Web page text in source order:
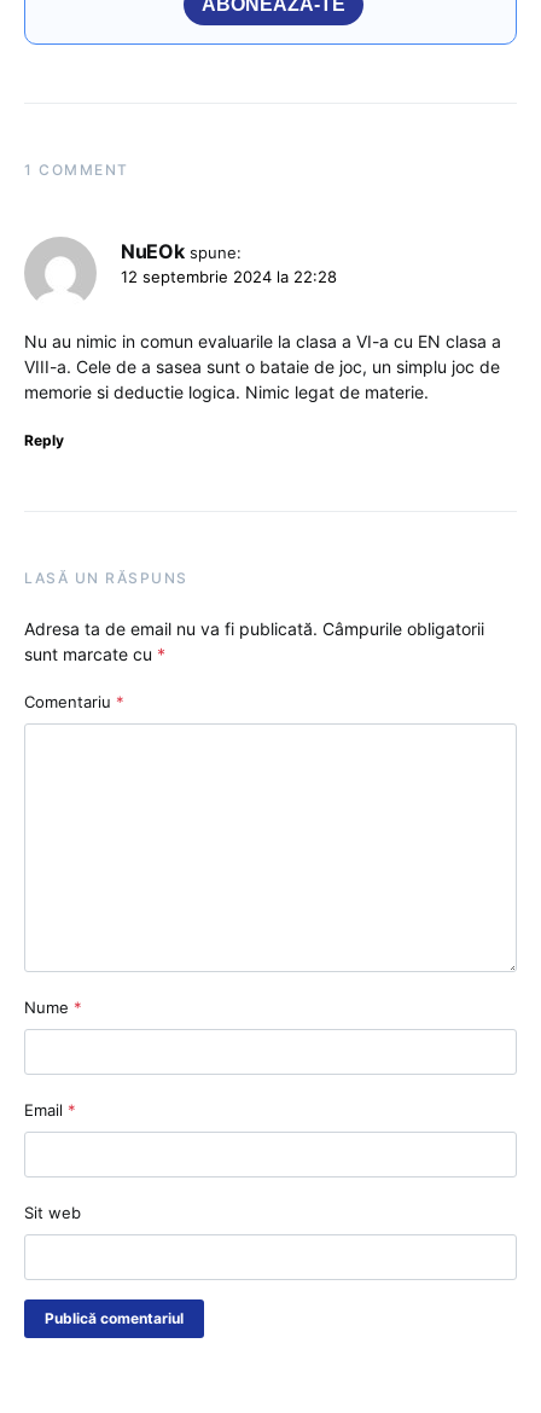
ABONEAZĂ-TE
1 COMMENT
NuEOk spune:
12 septembrie 2024 la 22:28
Nu au nimic in comun evaluarile la clasa a VI-a cu EN clasa a
VIII-a. Cele de a sasea sunt o bataie de joc, un simplu joc de
memorie si deductie logica. Nimic legat de materie.
Reply
LASĂ UN RĂSPUNS
Adresa ta de email nu va fi publicată. Câmpurile obligatorii
sunt marcate cu *
Comentariu *
Nume *
Email *
Sit web